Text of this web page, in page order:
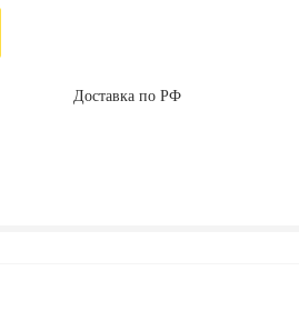
Доставка по РФ